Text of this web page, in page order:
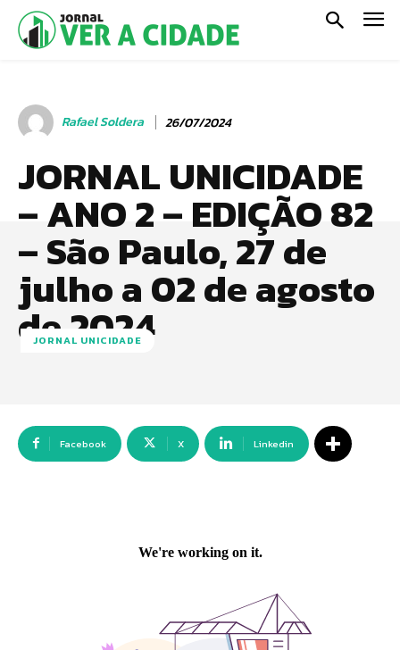
Rafael Soldera 26/07/2024
JORNAL UNICIDADE
– ANO 2 – EDIÇÃO 82
– São Paulo, 27 de
julho a 02 de agosto
de 2024
JORNAL UNICIDADE
Facebook X Linkedin